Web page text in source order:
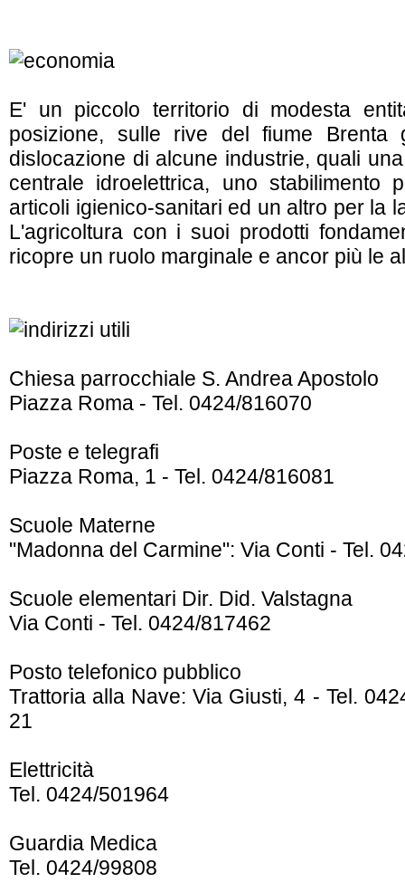
E' un piccolo territorio di modesta
posizione, sulle rive del fiume Brenta
dislocazione di alcune industrie, quali
centrale idroelettrica, uno stabilimento
articoli igienico-sanitari ed un altro per la
L'agricoltura con i suoi prodotti
ricopre un ruolo marginale e ancor più le
Chiesa parrocchiale S. Andrea Apostolo
Piazza Roma - Tel. 0424/816070
Poste e telegrafi
Piazza Roma, 1 - Tel. 0424/816081
Scuole Materne
"Madonna del Carmine": Via Conti - Tel.
Scuole elementari Dir. Did. Valstagna
Via Conti - Tel. 0424/817462
Posto telefonico pubblico
Trattoria alla Nave: Via Giusti, 4 - Tel.
21
Elettricità
Tel. 0424/501964
Guardia Medica
Tel. 0424/99808